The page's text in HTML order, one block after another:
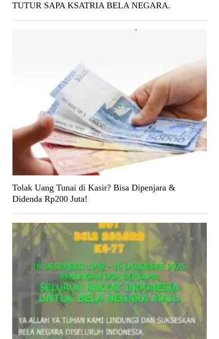
TUTUR SAPA KSATRIA BELA NEGARA.
Tolak Uang Tunai di Kasir? Bisa Dipenjara &
Didenda Rp200 Juta!